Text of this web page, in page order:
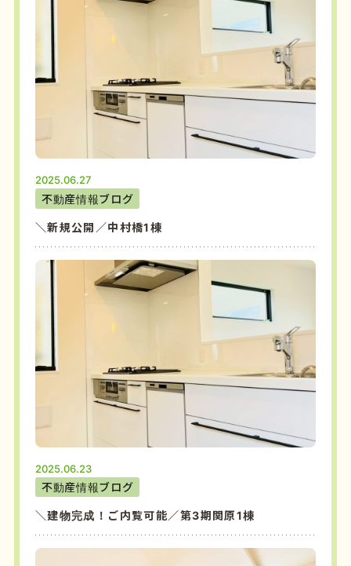
＼新規公開／中村橋1棟
2025.06.27
不動産情報ブログ
＼建物完成！ご内覧可能／第3期関原1棟
2025.06.23
不動産情報ブログ